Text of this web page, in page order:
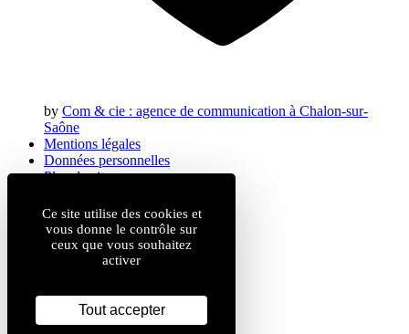
by Com & cie : agence de communication à Chalon-sur-
Saône
Mentions légales
Données personnelles
Plan du site
Ce site utilise des cookies et
vous donne le contrôle sur
ceux que vous souhaitez
activer
Tout accepter